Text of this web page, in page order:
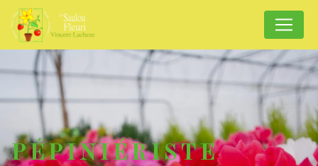
PÉPINIÉRISTE
Panneau de gestion des cookies